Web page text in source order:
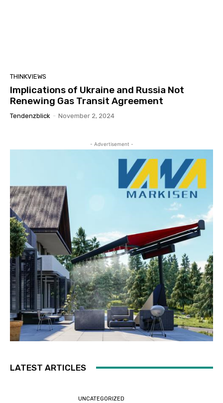
THINKVIEWS
Implications of Ukraine and Russia Not
Renewing Gas Transit Agreement
Tendenzblick - November 2, 2024
- Advertisement -
LATEST ARTICLES
UNCATEGORIZED